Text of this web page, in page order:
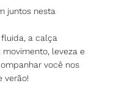
juntos nesta
a calça
leveza e
você nos
verão!